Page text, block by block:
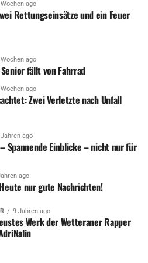
und weitere Einsätze
Frau verletzt
ago
Rettungseinsätze und ein Feuer
ago
fällt von Fahrrad
ago
Zwei Verletzte nach Unfall
ago
Spannende Einblicke – nicht nur für
ago
nur gute Nachrichten!
9 Jahren ago
Werk der Wetteraner Rapper